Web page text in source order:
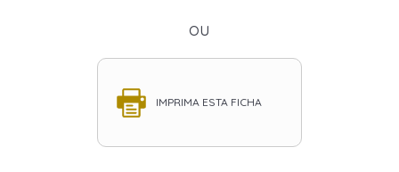
ou
IMPRIMA ESTA FICHA